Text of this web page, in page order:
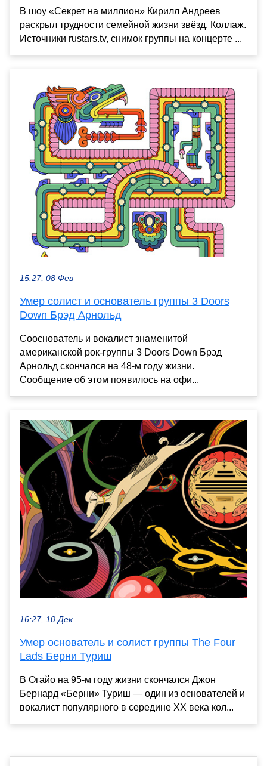
В шоу «Секрет на миллион» Кирилл Андреев
раскрыл трудности семейной жизни звёзд. Коллаж.
Источники rustars.tv, снимок группы на концерте ...
15:27, 08 Фев
Умер солист и основатель группы 3 Doors
Down Брэд Арнольд
Сооснователь и вокалист знаменитой
американской рок-группы 3 Doors Down Брэд
Арнольд скончался на 48-м году жизни.
Сообщение об этом появилось на офи...
16:27, 10 Дек
Умер основатель и солист группы The Four
Lads Берни Туриш
В Огайо на 95-м году жизни скончался Джон
Бернард «Берни» Туриш — один из основателей и
вокалист популярного в середине XX века кол...